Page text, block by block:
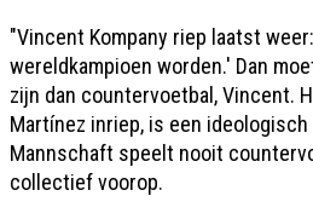
"Vincent Kompany riep laatst
wereldkampioen worden.' Dan
zijn dan countervoetbal, Vincent.
Martínez inriep, is een
Mannschaft speelt nooit
collectief voorop.